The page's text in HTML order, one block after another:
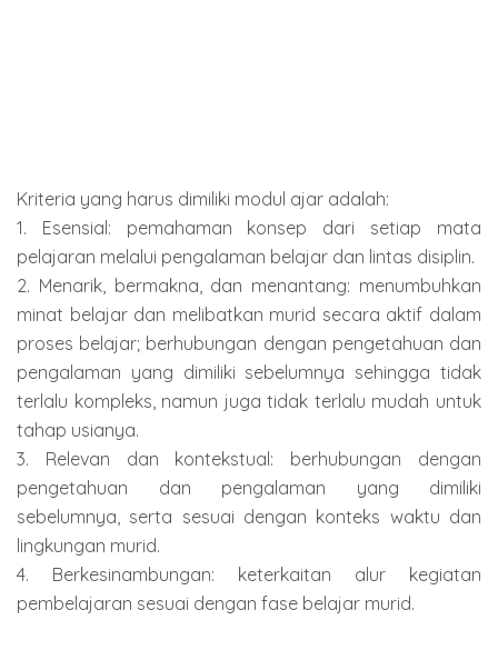
Kriteria yang harus dimiliki modul ajar adalah:
1. Esensial: pemahaman konsep dari setiap mata
pelajaran melalui pengalaman belajar dan lintas disiplin.
2. Menarik, bermakna, dan menantang: menumbuhkan
minat belajar dan melibatkan murid secara aktif dalam
proses belajar; berhubungan dengan pengetahuan dan
pengalaman yang dimiliki sebelumnya sehingga tidak
terlalu kompleks, namun juga tidak terlalu mudah untuk
tahap usianya.
3. Relevan dan kontekstual: berhubungan dengan
pengetahuan dan pengalaman yang dimiliki
sebelumnya, serta sesuai dengan konteks waktu dan
lingkungan murid.
4. Berkesinambungan: keterkaitan alur kegiatan
pembelajaran sesuai dengan fase belajar murid.